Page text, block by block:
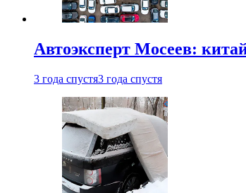
Автоэксперт Мосеев:
3 года спустя3 года спустя